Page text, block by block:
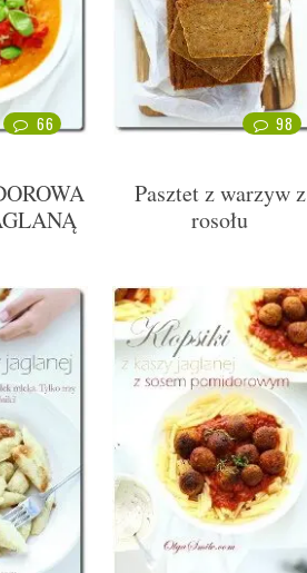
66 98
Pasztet z warzyw z
rosołu